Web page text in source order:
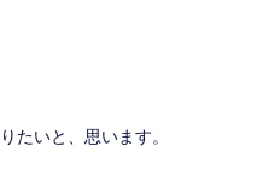
たいと、思います。